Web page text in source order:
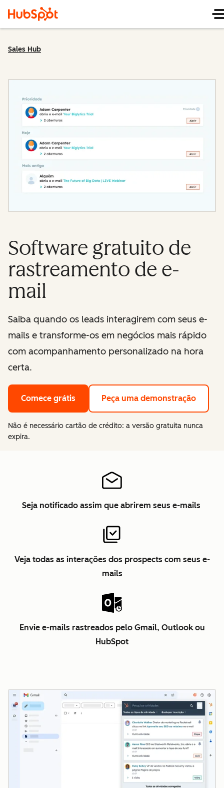
Sales Hub
Software gratuito de
rastreamento de e-
mail
Saiba quando os leads interagirem com seus e-
mails e transforme-os em negócios mais rápido
com acompanhamento personalizado na hora
certa.
Comece grátis Peça uma demonstração
Não é necessário cartão de crédito: a versão gratuita nunca
expira.
Seja notificado assim que abrirem seus e-mails
Veja todas as interações dos prospects com seus e-
mails
Envie e-mails rastreados pelo Gmail, Outlook ou
HubSpot